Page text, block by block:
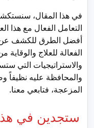
في هذا المقال،
التعامل الفعال مع هذا
أفضل الطرق للكشف عن
الفعالة للعلاج
والاستراتيجيات التي
والمحافظة عليه نظيفاً
المزعجة، فتابعي معنا.
ستجدين في